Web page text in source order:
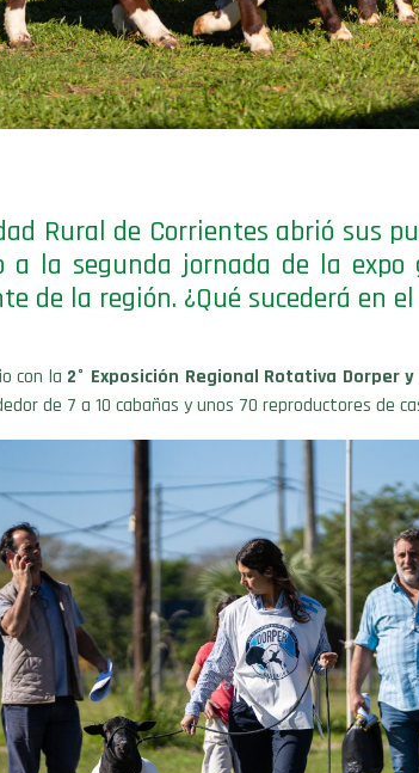
Rural de Corrientes abrió sus
a la segunda jornada de la expo
de la región. ¿Qué sucederá en
con la 2° Exposición Regional Rotativa Dorper
de 7 a 10 cabañas y unos 70 reproductores de